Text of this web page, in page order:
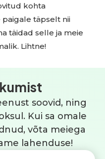
kohta
täpselt nii
täidad selle ja meie
Lihtne!
soovid, ning
Kui sa omale
võta meiega
lahenduse!